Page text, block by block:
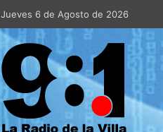
Jueves 6 de Agosto de 2026
Hoy es Jueves 6